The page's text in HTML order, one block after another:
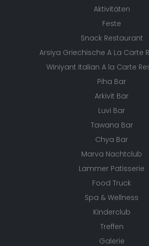
Aktivitäten
Feste
Snack Restaurant
Arsiya Griechische A La Carte
Winiyant Italian A la Carte
Piha Bar
Arkivit Bar
Luvi Bar
Tawana Bar
Chya Bar
Marva Nachtclub
Lammer Patisserie
Food Truck
Spa & Wellness
Kinderclub
Treffen
Galerie